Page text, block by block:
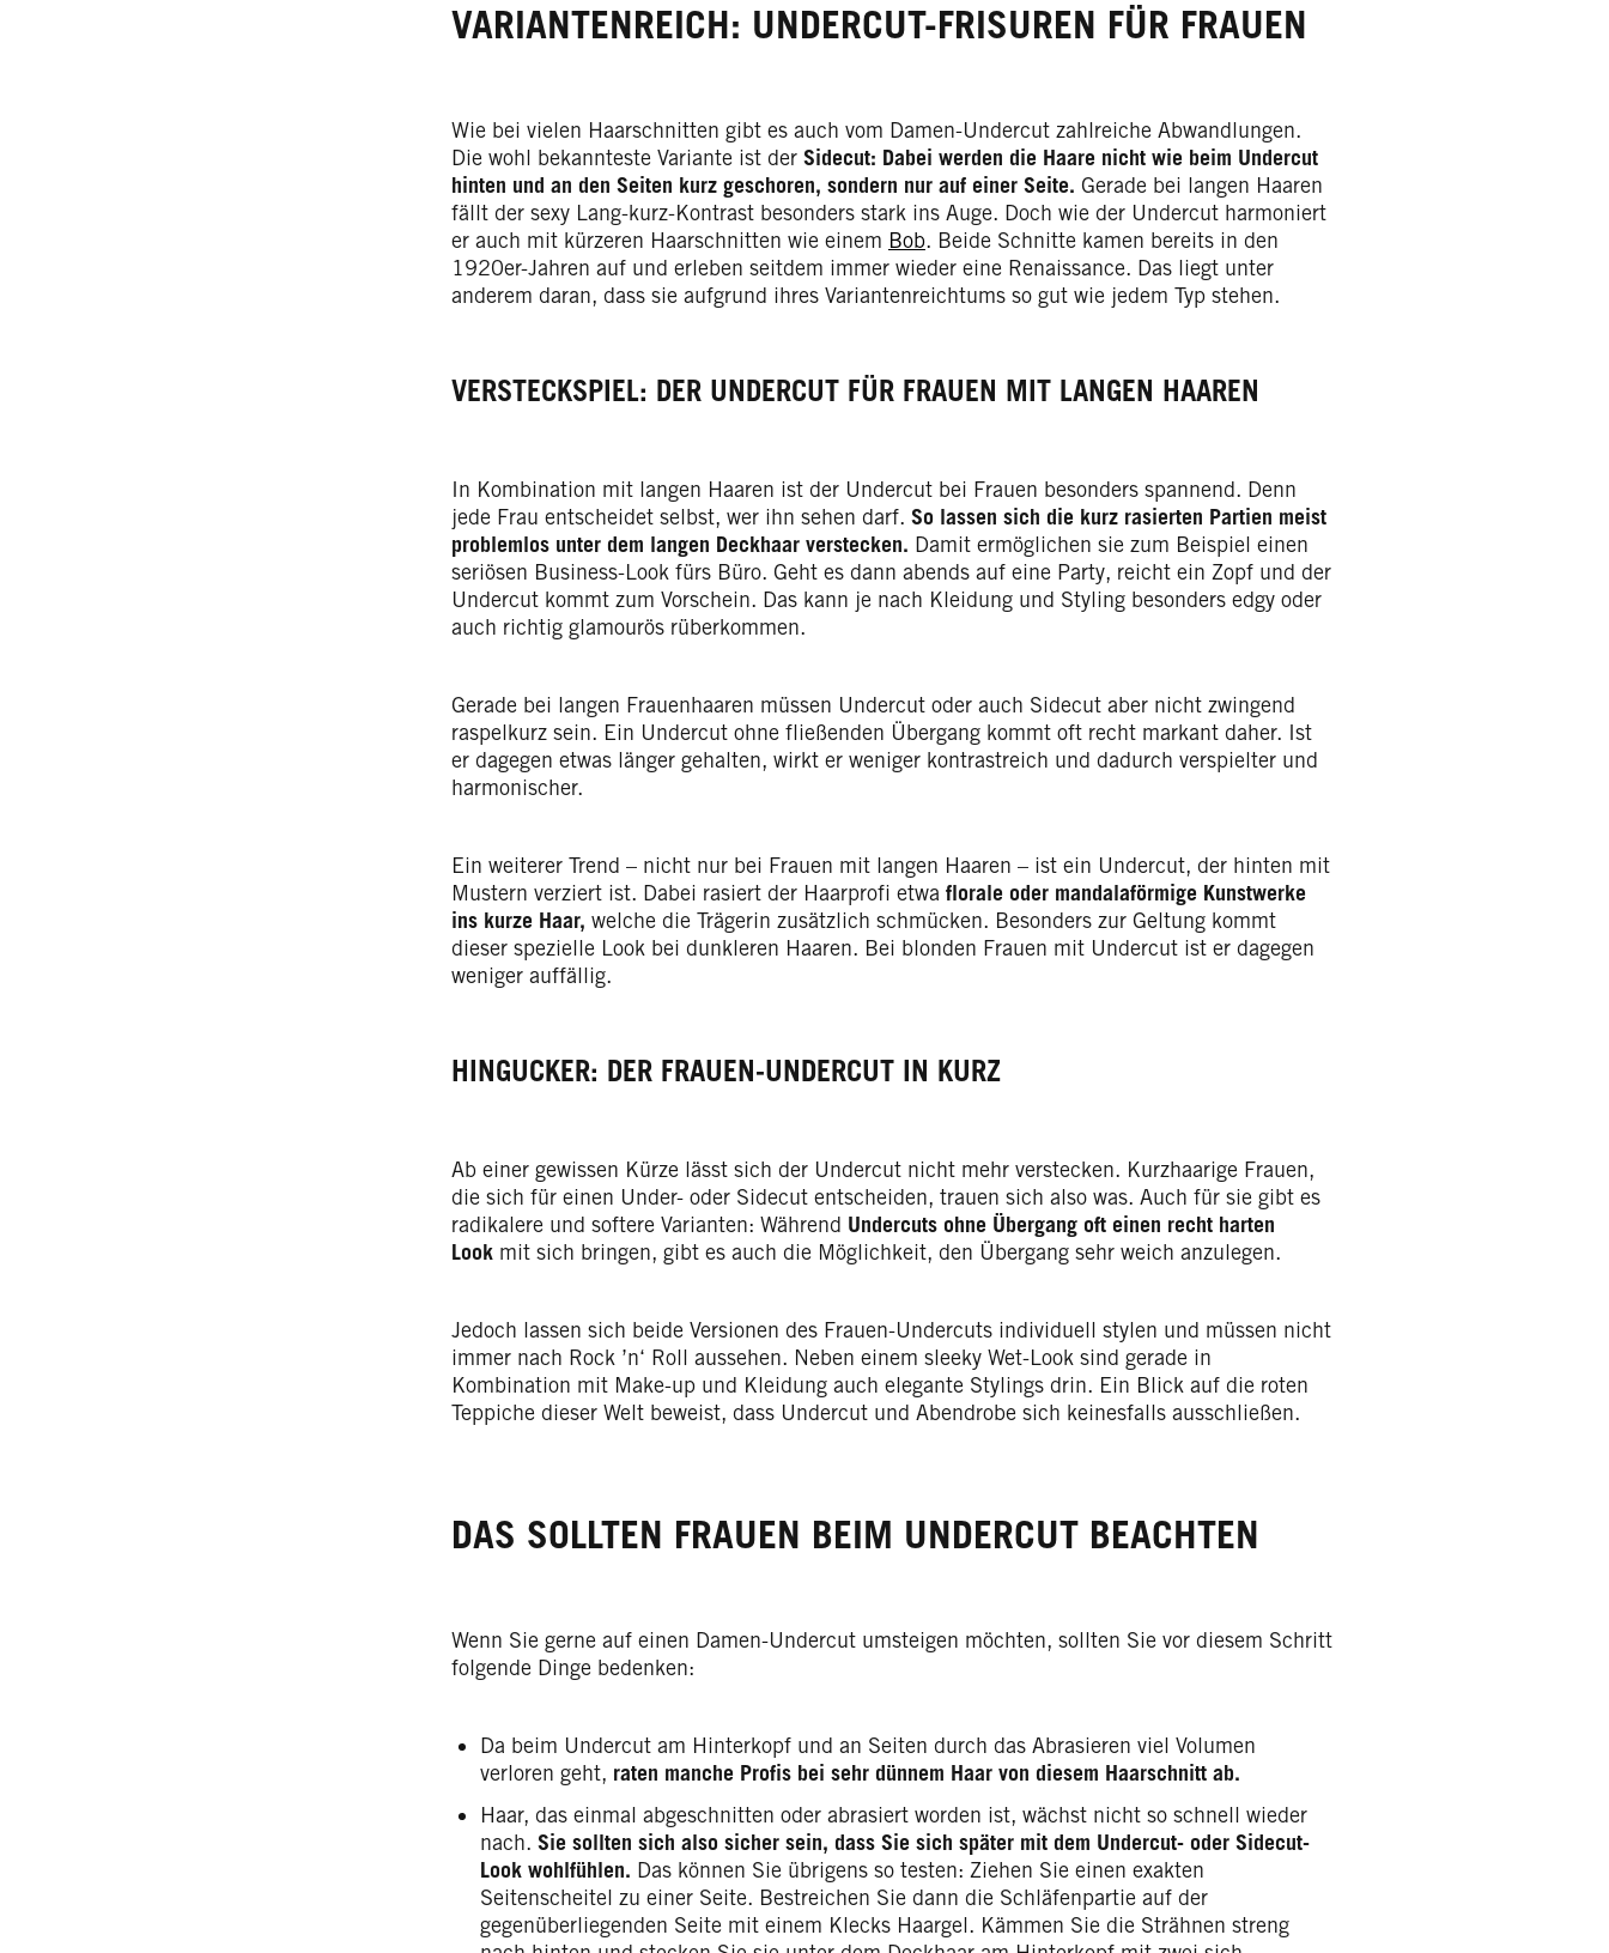
VARIANTENREICH: UNDERCUT-FRISUREN FÜR FRAUEN
Wie bei vielen Haarschnitten gibt es auch vom Damen-Undercut zahlreiche Abwandlungen.
Die wohl bekannteste Variante ist der Sidecut: Dabei werden die Haare nicht wie beim Undercut
hinten und an den Seiten kurz geschoren, sondern nur auf einer Seite. Gerade bei langen Haaren
fällt der sexy Lang-kurz-Kontrast besonders stark ins Auge. Doch wie der Undercut harmoniert
er auch mit kürzeren Haarschnitten wie einem Bob. Beide Schnitte kamen bereits in den
1920er-Jahren auf und erleben seitdem immer wieder eine Renaissance. Das liegt unter
anderem daran, dass sie aufgrund ihres Variantenreichtums so gut wie jedem Typ stehen.
VERSTECKSPIEL: DER UNDERCUT FÜR FRAUEN MIT LANGEN HAAREN
In Kombination mit langen Haaren ist der Undercut bei Frauen besonders spannend. Denn
jede Frau entscheidet selbst, wer ihn sehen darf. So lassen sich die kurz rasierten Partien meist
problemlos unter dem langen Deckhaar verstecken. Damit ermöglichen sie zum Beispiel einen
seriösen Business-Look fürs Büro. Geht es dann abends auf eine Party, reicht ein Zopf und der
Undercut kommt zum Vorschein. Das kann je nach Kleidung und Styling besonders edgy oder
auch richtig glamourös rüberkommen.
Gerade bei langen Frauenhaaren müssen Undercut oder auch Sidecut aber nicht zwingend
raspelkurz sein. Ein Undercut ohne fließenden Übergang kommt oft recht markant daher. Ist
er dagegen etwas länger gehalten, wirkt er weniger kontrastreich und dadurch verspielter und
harmonischer.
Ein weiterer Trend – nicht nur bei Frauen mit langen Haaren – ist ein Undercut, der hinten mit
Mustern verziert ist. Dabei rasiert der Haarprofi etwa florale oder mandalaförmige Kunstwerke
ins kurze Haar, welche die Trägerin zusätzlich schmücken. Besonders zur Geltung kommt
dieser spezielle Look bei dunkleren Haaren. Bei blonden Frauen mit Undercut ist er dagegen
weniger auffällig.
HINGUCKER: DER FRAUEN-UNDERCUT IN KURZ
Ab einer gewissen Kürze lässt sich der Undercut nicht mehr verstecken. Kurzhaarige Frauen,
die sich für einen Under- oder Sidecut entscheiden, trauen sich also was. Auch für sie gibt es
radikalere und softere Varianten: Während Undercuts ohne Übergang oft einen recht harten
Lookmit sich bringen, gibt es auch die Möglichkeit, den Übergang sehr weich anzulegen.
Jedoch lassen sich beide Versionen des Frauen-Undercuts individuell stylen und müssen nicht
immer nach Rock ’n‘ Roll aussehen. Neben einem sleeky Wet-Look sind gerade in
Kombination mit Make-up und Kleidung auch elegante Stylings drin. Ein Blick auf die roten
Teppiche dieser Welt beweist, dass Undercut und Abendrobe sich keinesfalls ausschließen.
DAS SOLLTEN FRAUEN BEIM UNDERCUT BEACHTEN
Wenn Sie gerne auf einen Damen-Undercut umsteigen möchten, sollten Sie vor diesem Schritt
folgende Dinge bedenken:
Da beim Undercut am Hinterkopf und an Seiten durch das Abrasieren viel Volumen
verloren geht, raten manche Profis bei sehr dünnem Haar von diesem Haarschnitt ab.
Haar, das einmal abgeschnitten oder abrasiert worden ist, wächst nicht so schnell wieder
nach. Sie sollten sich also sicher sein, dass Sie sich später mit dem Undercut- oder Sidecut-
Look wohlfühlen. Das können Sie übrigens so testen: Ziehen Sie einen exakten
Seitenscheitel zu einer Seite. Bestreichen Sie dann die Schläfenpartie auf der
gegenüberliegenden Seite mit einem Klecks Haargel. Kämmen Sie die Strähnen streng